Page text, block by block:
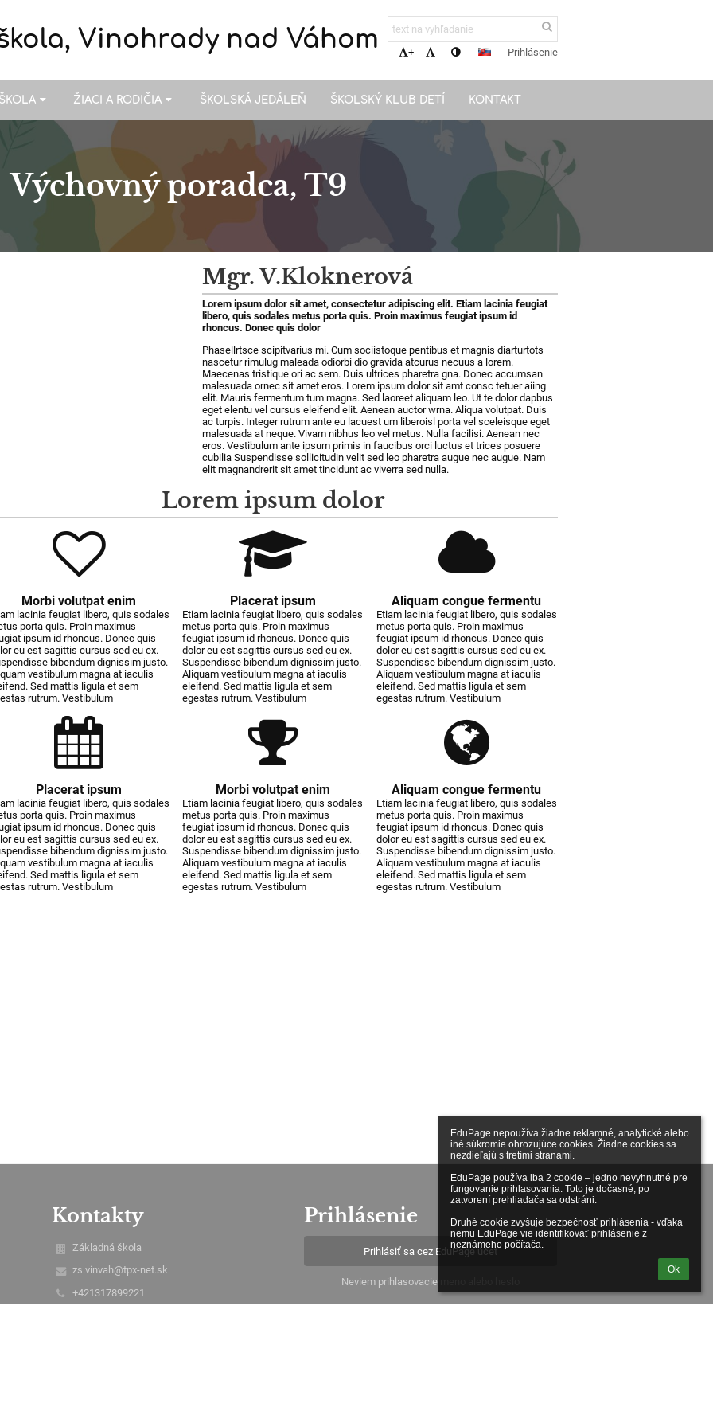
EduPage nepoužíva žiadne reklamné, analytické alebo
iné súkromie ohrozujúce cookies. Žiadne cookies sa
nezdieľajú s tretími stranami.
EduPage používa iba 2 cookie – jedno nevyhnutné pre
fungovanie prihlasovania. Toto je dočasné, po
zatvorení prehliadača sa odstráni.
Druhé cookie zvyšuje bezpečnosť prihlásenia - vďaka
nemu EduPage vie identifikovať prihlásenie z
neznámeho počítača.
Ok
Vinohrady nad Váhom + - Prihlásenie
ŽIACI A RODIČIA ŠKOLSKÁ JEDÁLEŇ ŠKOLSKÝ KLUB DETÍ KONTAKT
Výchovný poradca, T9
Mgr. V.Kloknerová
Lorem ipsum dolor sit amet, consectetur adipiscing elit. Etiam lacinia feugiat
libero, quis sodales metus porta quis. Proin maximus feugiat ipsum id
rhoncus. Donec quis dolor
Phasellrtsce scipitvarius mi. Cum sociistoque pentibus et magnis diarturtots
nascetur rimulug maleada odiorbi dio gravida atcurus necuus a lorem.
Maecenas tristique ori ac sem. Duis ultrices pharetra gna. Donec accumsan
malesuada ornec sit amet eros. Lorem ipsum dolor sit amt consc tetuer aiing
elit. Mauris fermentum tum magna. Sed laoreet aliquam leo. Ut te dolor dapbus
eget elentu vel cursus eleifend elit. Aenean auctor wrna. Aliqua volutpat. Duis
ac turpis. Integer rutrum ante eu lacuest um liberoisl porta vel sceleisque eget
malesuada at neque. Vivam nibhus leo vel metus. Nulla facilisi. Aenean nec
eros. Vestibulum ante ipsum primis in faucibus orci luctus et trices posuere
cubilia Suspendisse sollicitudin velit sed leo pharetra augue nec augue. Nam
elit magnandrerit sit amet tincidunt ac viverra sed nulla.
Lorem ipsum dolor
Morbi volutpat enim
lacinia feugiat libero, quis sodales
porta quis. Proin maximus
ipsum id rhoncus. Donec quis
eu est sagittis cursus sed eu ex.
bibendum dignissim justo.
vestibulum magna at iaculis
Sed mattis ligula et sem
rutrum. Vestibulum
Placerat ipsum
Etiam lacinia feugiat libero, quis sodales
metus porta quis. Proin maximus
feugiat ipsum id rhoncus. Donec quis
dolor eu est sagittis cursus sed eu ex.
Suspendisse bibendum dignissim justo.
Aliquam vestibulum magna at iaculis
eleifend. Sed mattis ligula et sem
egestas rutrum. Vestibulum
Aliquam congue fermentu
Etiam lacinia feugiat libero, quis sodales
metus porta quis. Proin maximus
feugiat ipsum id rhoncus. Donec quis
dolor eu est sagittis cursus sed eu ex.
Suspendisse bibendum dignissim justo.
Aliquam vestibulum magna at iaculis
eleifend. Sed mattis ligula et sem
egestas rutrum. Vestibulum
Placerat ipsum
lacinia feugiat libero, quis sodales
porta quis. Proin maximus
ipsum id rhoncus. Donec quis
eu est sagittis cursus sed eu ex.
bibendum dignissim justo.
vestibulum magna at iaculis
Sed mattis ligula et sem
rutrum. Vestibulum
Morbi volutpat enim
Etiam lacinia feugiat libero, quis sodales
metus porta quis. Proin maximus
feugiat ipsum id rhoncus. Donec quis
dolor eu est sagittis cursus sed eu ex.
Suspendisse bibendum dignissim justo.
Aliquam vestibulum magna at iaculis
eleifend. Sed mattis ligula et sem
egestas rutrum. Vestibulum
Aliquam congue fermentu
Etiam lacinia feugiat libero, quis sodales
metus porta quis. Proin maximus
feugiat ipsum id rhoncus. Donec quis
dolor eu est sagittis cursus sed eu ex.
Suspendisse bibendum dignissim justo.
Aliquam vestibulum magna at iaculis
eleifend. Sed mattis ligula et sem
egestas rutrum. Vestibulum
Kontakty
Základná škola
zs.vinvah@tpx-net.sk
+421317899221
Prihlásenie
Prihlásiť sa cez EduPage účet
Neviem prihlasovacie meno alebo heslo